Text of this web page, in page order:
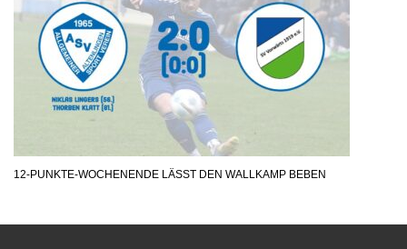
12-PUNKTE-WOCHENENDE LÄSST DEN WALLKAMP BEBEN